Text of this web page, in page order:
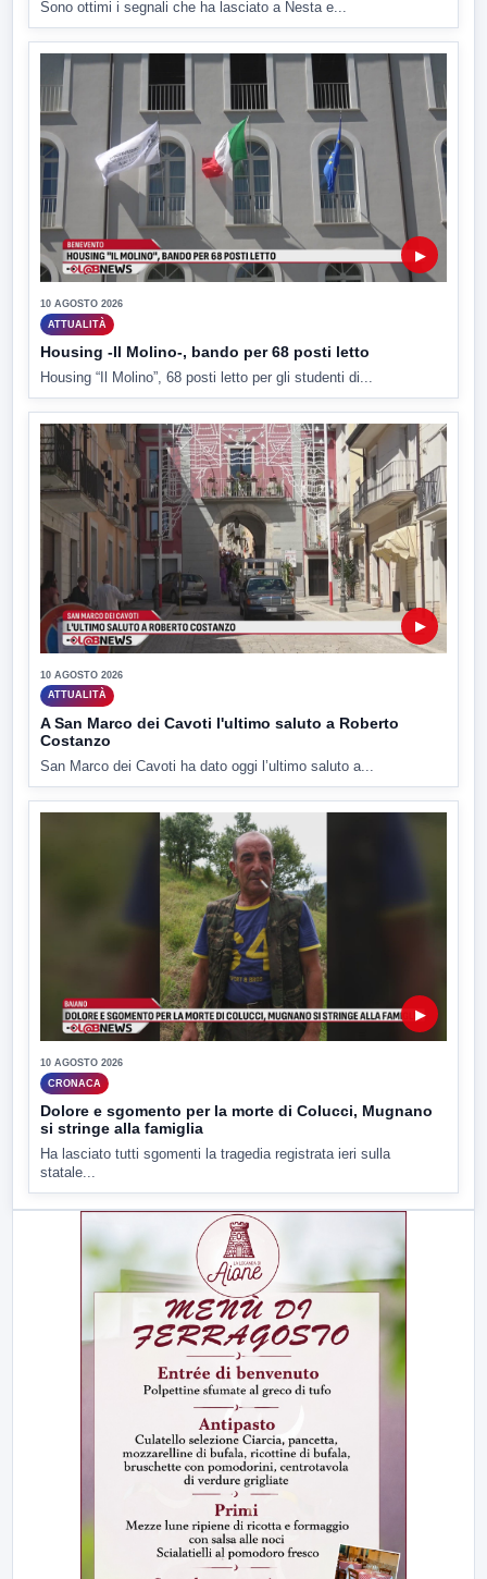
Sono ottimi i segnali che ha lasciato a Nesta e...
▶
10 AGOSTO 2026
ATTUALITÀ
Housing -Il Molino-, bando per 68 posti letto
Housing “Il Molino”, 68 posti letto per gli studenti di...
▶
10 AGOSTO 2026
ATTUALITÀ
A San Marco dei Cavoti l'ultimo saluto a Roberto
Costanzo
San Marco dei Cavoti ha dato oggi l’ultimo saluto a...
▶
10 AGOSTO 2026
CRONACA
Dolore e sgomento per la morte di Colucci, Mugnano
si stringe alla famiglia
Ha lasciato tutti sgomenti la tragedia registrata ieri sulla
statale...